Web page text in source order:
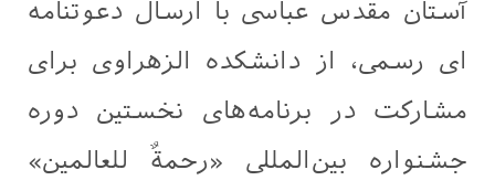
آستان مقدس عباسی با ارسال دعوتنامه
‌ای رسمی، از دانشکده الزهراوی برای
مشارکت در برنامه‌های نخستین دوره
جشنواره بین‌المللی «رحمةٌ للعالمین»